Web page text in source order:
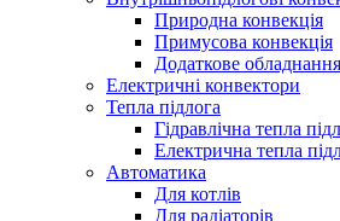
Природна конвекція
Примусова конвекція
Додаткове обладнання
Електричні конвектори
Тепла підлога
Гідравлічна тепла
Електрична тепла
Автоматика
Для котлів
Для радіаторів